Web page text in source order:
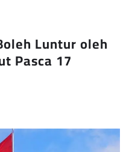
Luntur oleh
Pasca 17